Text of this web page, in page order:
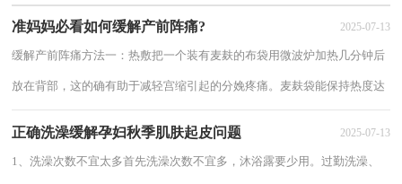
准妈妈必看如何缓解产前阵痛? 2025-07-13
缓解产前阵痛方法一：热敷把一个装有麦麸的布袋用微波炉加热几分钟后
放在背部，这的确有助于减轻宫缩引起的分娩疼痛。麦麸袋能保持热度达
正确洗澡缓解孕妇秋季肌肤起皮问题 2025-07-13
1、洗澡次数不宜太多首先洗澡次数不宜多，沐浴露要少用。过勤洗澡、